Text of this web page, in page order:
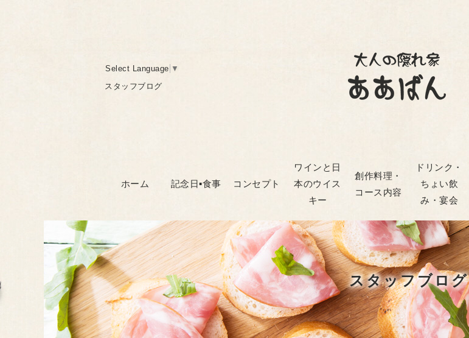
Select Language ▼
スタッフブログ
ホーム 記念日▪食事 コンセプト
ワインと日
本のウイス
キー
創作料理・
コース内容
ドリンク・
ちょい飲
み・宴会
スタッフブログ